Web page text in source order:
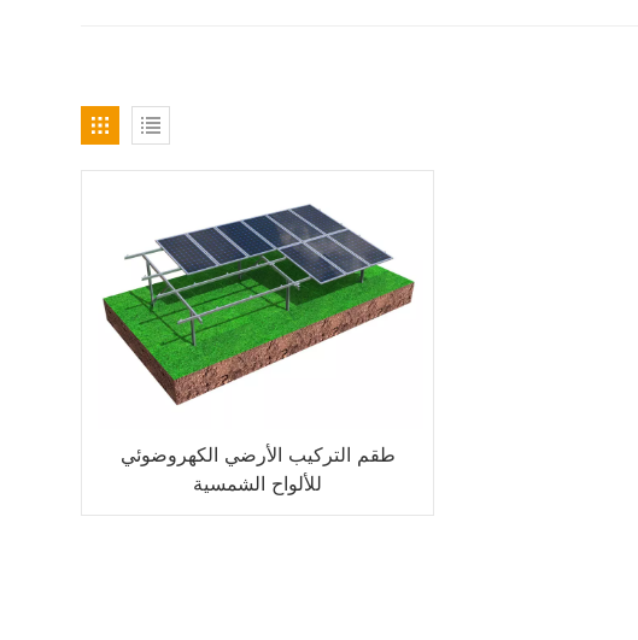
طقم التركيب الأرضي الكهروضوئي
للألواح الشمسية